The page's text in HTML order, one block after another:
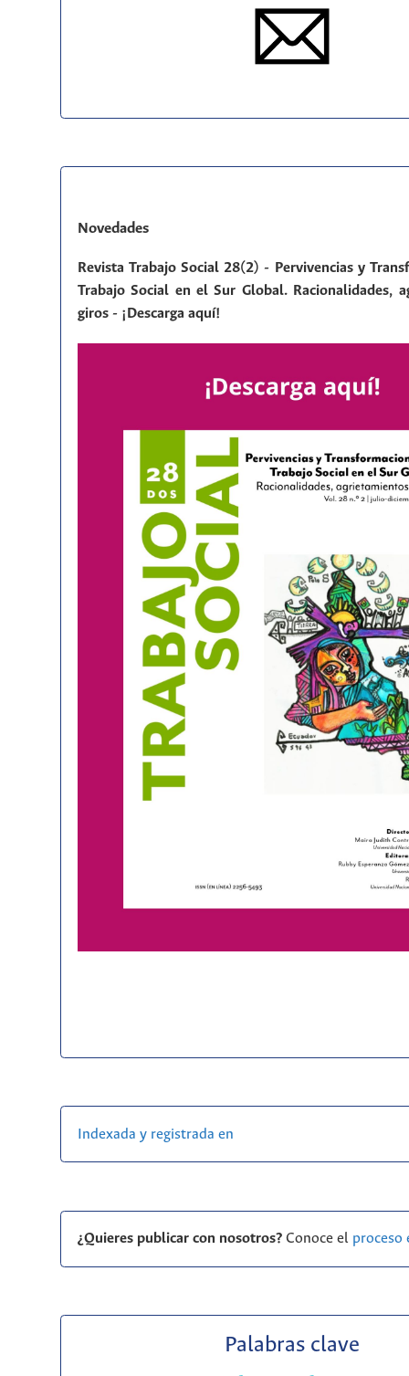
Novedades
Revista Trabajo Social 28(2) - Pervivencias y
Trabajo Social en el Sur Global. Racionalidades,
giros - ¡Descarga aquí!
Indexada y registrada en
¿Quieres publicar con nosotros?Conoce el
Palabras clave